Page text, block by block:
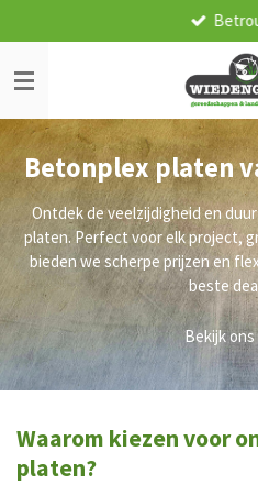
direct
naar
de
hoofdinhoud
Betonplex platen
Ontdek de veelzijdigheid en
platen. Perfect voor elk project,
bieden we scherpe prijzen en
beste
Bekijk ons
Waarom kiezen voor
platen?